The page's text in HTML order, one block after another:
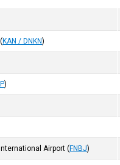
(KAN / DNKN)
)
Airport (FNBJ)